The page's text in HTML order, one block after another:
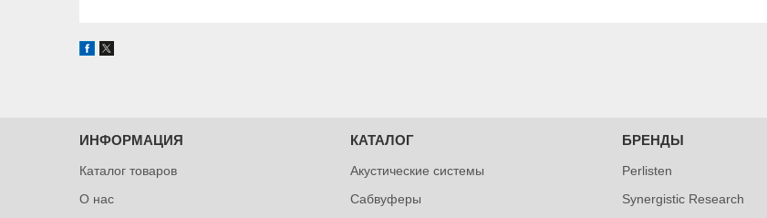
ИНФОРМАЦИЯ
Каталог товаров
О нас
КАТАЛОГ
Акустические системы
Сабвуферы
БРЕНДЫ
Perlisten
Synergistic Research